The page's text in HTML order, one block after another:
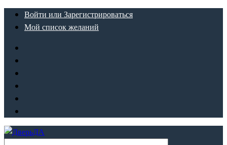
ПерейтиВойти или Зарегистрироваться
Мой список желаний